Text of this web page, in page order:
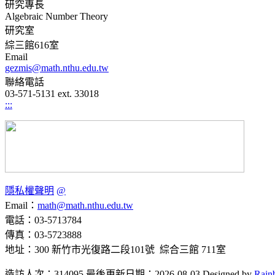
研究專長
Algebraic Number Theory
研究室
綜三館616室
Email
gezmis@math.nthu.edu.tw
聯絡電話
03-571-5131 ext. 33018
:::
隱私權聲明 @
Email： math@math.nthu.edu.tw
電話：03-5713784
傳真：03-5723888
地址：300 新竹市光復路二段101號 綜合三館 711室